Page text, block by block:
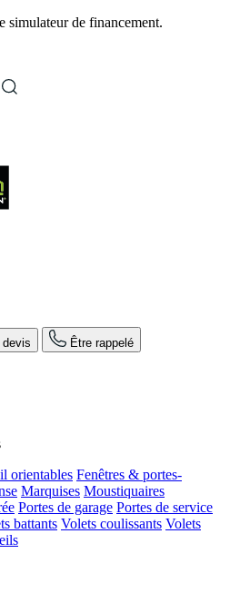
simulateur de financement.
devis Être rappelé
orientables Fenêtres & portes-
Marquises Moustiquaires
Portes de garage Portes de service
battants Volets coulissants Volets